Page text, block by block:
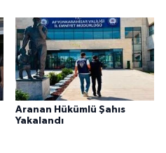
Aranan Hükümlü Şahıs
Yakalandı